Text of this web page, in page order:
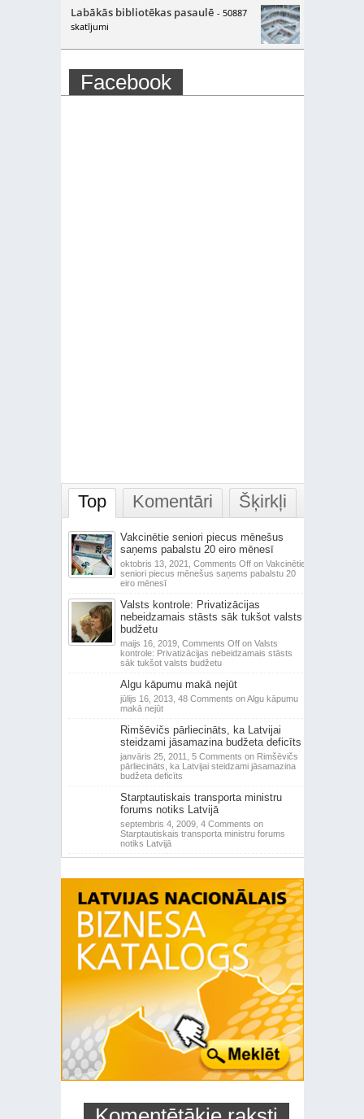
Labākās bibliotēkas pasaulē - 50887
skatījumi
Facebook
Top Komentāri Šķirkļi
Vakcinētie seniori piecus mēnešus
saņems pabalstu 20 eiro mēnesī
oktobris 13, 2021, Comments Offon Vakcinētie
seniori piecus mēnešus saņems pabalstu 20
eiro mēnesī
Valsts kontrole: Privatizācijas
nebeidzamais stāsts sāk tukšot valsts
budžetu
maijs 16, 2019, Comments Offon Valsts
kontrole: Privatizācijas nebeidzamais stāsts
sāk tukšot valsts budžetu
Algu kāpumu makā nejūt
jūlijs 16, 2013, 48 Comments on Algu kāpumu
makā nejūt
Rimšēvičs pārliecināts, ka Latvijai
steidzami jāsamazina budžeta deficīts
janvāris 25, 2011, 5 Comments on Rimšēvičs
pārliecināts, ka Latvijai steidzami jāsamazina
budžeta deficīts
Starptautiskais transporta ministru
forums notiks Latvijā
septembris 4, 2009, 4 Comments on
Starptautiskais transporta ministru forums
notiks Latvijā